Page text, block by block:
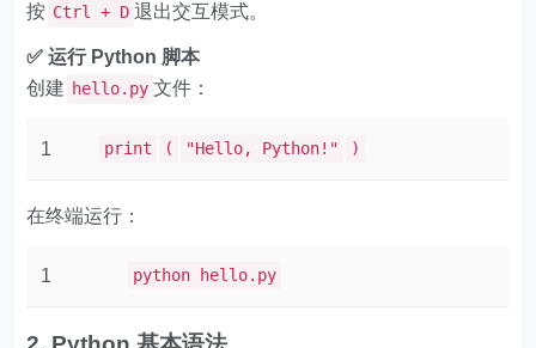
按 Ctrl + D 退出交互模式。
✅ 运行 Python 脚本
创建 hello.py 文件：
1 print ( "Hello, Python!" )
在终端运行：
1 python hello.py